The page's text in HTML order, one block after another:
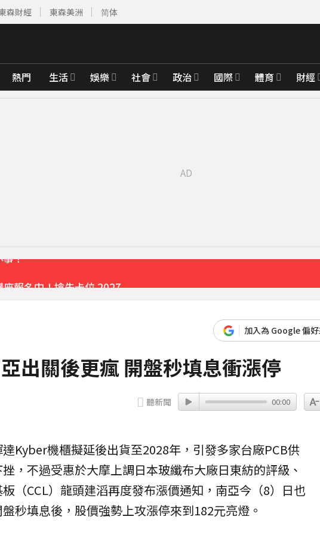
森財經 東森美洲 简体
熱門 生活 娛樂 社會 政治 國際 體育 財經
加入為 Google 偏
出關後更瘋 開盤秒填息衝漲停
聽新聞 00:00
Kyber機櫃擬延後出貨至2028年，引發多家台廠PCB供
，不過受惠於大摩上調日本玻纖布大廠日東紡的評級、
（CCL）龍頭建滔再度發布漲價通知， 南亞今（8）日也
秒填息後，股價強勢上攻漲停來到182元亮燈。